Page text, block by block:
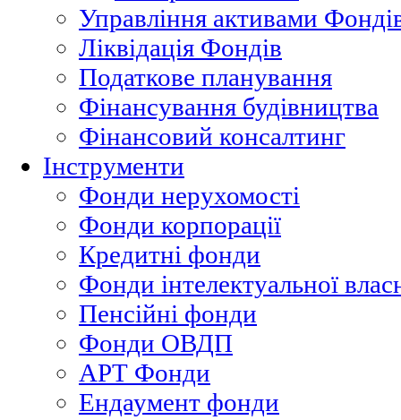
Управління активами
Ліквідація Фондів
Податкове планування
Фінансування будівництва
Фінансовий консалтинг
Інструменти
Фонди нерухомості
Фонди корпорації
Кредитні фонди
Фонди інтелектуальної
Пенсійні фонди
Фонди ОВДП
АРТ Фонди
Ендаумент фонди